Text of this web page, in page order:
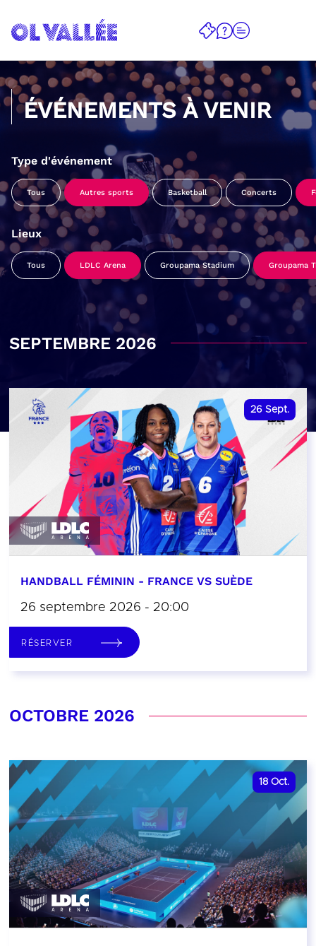
ÉVÉNEMENTS À VENIR
Type d'événement
Tous Autres sports Basketball Concerts
Lieux
Tous LDLC Arena Groupama Stadium Groupama
SEPTEMBRE 2026
26 Sept.
HANDBALL FÉMININ - FRANCE VS SUÈDE
26 septembre 2026 - 20:00
RÉSERVER
OCTOBRE 2026
18 Oct.